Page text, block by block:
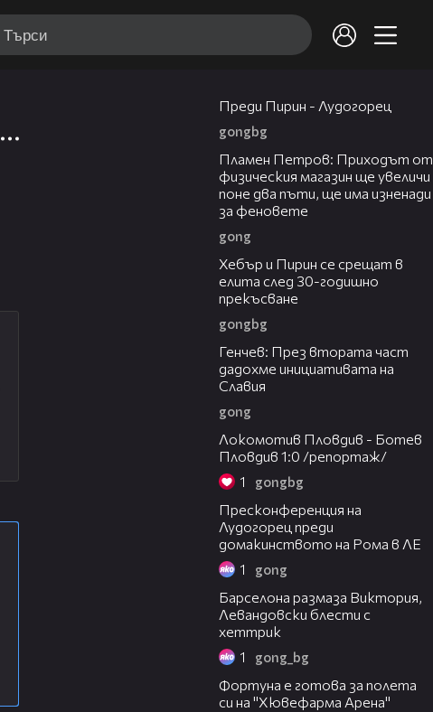
Преди Пирин - Лудогорец
gongbg
Пламен Петров: Приходът от
физическия магазин ще увеличи
поне два пъти, ще има изненади
за феновете
gong
Хебър и Пирин се срещат в
елита след 30-годишно
прекъсване
gongbg
Генчев: През втората част
дадохме инициативата на
Славия
gong
Локомотив Пловдив - Ботев
Пловдив 1:0 /репортаж/
1 gongbg
Пресконференция на
Лудогорец преди
домакинството на Рома в ЛЕ
1 gong
Барселона размаза Виктория,
Левандовски блести с
хеттрик
1 gong_bg
Фортуна е готова за полета
си на "Хювефарма Арена"